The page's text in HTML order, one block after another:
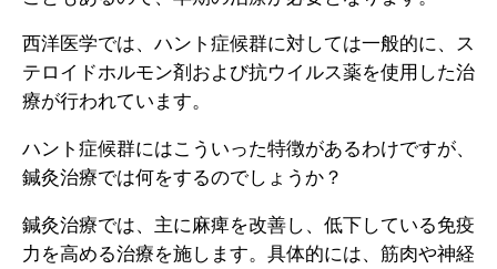
西洋医学では、ハント症候群に対しては一般的に、ス
テロイドホルモン剤および抗ウイルス薬を使用した治
療が行われています。
ハント症候群にはこういった特徴があるわけですが、
鍼灸治療では何をするのでしょうか？
鍼灸治療では、主に麻痺を改善し、低下している免疫
力を高める治療を施します。具体的には、筋肉や神経